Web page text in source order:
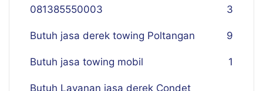
081385550003 3
Butuh jasa derek towing Poltangan 9
Butuh jasa towing mobil 1
Butuh Layanan jasa derek Condet